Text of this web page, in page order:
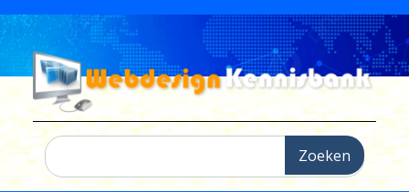
Ga
naar
inhoud
Zoeken
naar: